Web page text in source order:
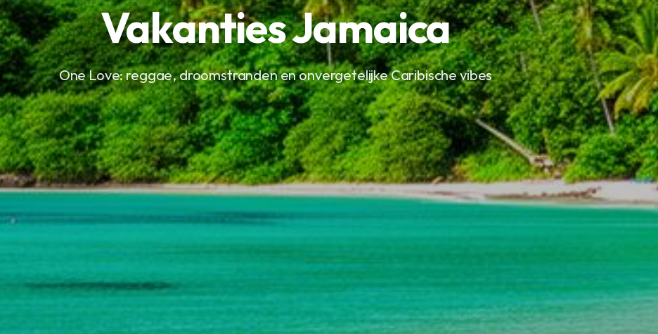
Vakanties Jamaica
One Love: reggae, droomstranden en onvergetelijke Caribische vibes